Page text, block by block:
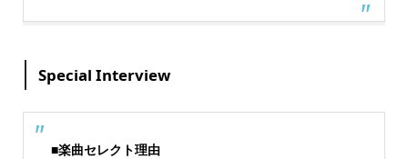
Special Interview
■楽曲セレクト理由